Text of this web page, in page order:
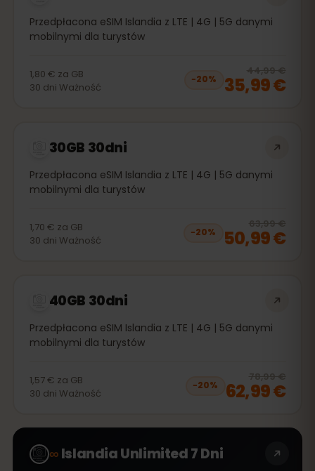
Przedpłacona eSIM Islandia z LTE | 4G | 5G danymi
mobilnymi dla turystów
1,80 € za GB
30 dni Ważność
−20%
44,99 €
35,99 €
30GB 30dni
Przedpłacona eSIM Islandia z LTE | 4G | 5G danymi
mobilnymi dla turystów
1,70 € za GB
30 dni Ważność
−20%
63,99 €
50,99 €
40GB 30dni
Przedpłacona eSIM Islandia z LTE | 4G | 5G danymi
mobilnymi dla turystów
1,57 € za GB
30 dni Ważność
−20%
78,99 €
62,99 €
∞Islandia Unlimited 7 Dni